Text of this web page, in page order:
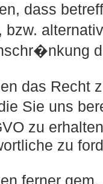
dass
bzw.
das Recht
Sie uns
zu
zu
ferner